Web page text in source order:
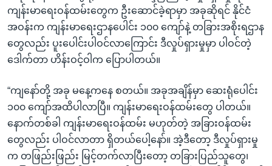
ကျန်းမာရေးဝန်ထမ်းတွေက ဦးဆောင်ခဲ့ရာမှာ အခုဆိုရင် နိုင်ငံ
အဝန်းက ကျန်းမာရေးဌာနပေါင်း ၁၀၀ ကျော်နဲ့ တခြားအစိုးရဌာန
တွေလည်း ပူးပေါင်းပါဝင်လာကြောင်း ဒီလှုပ်ရှားမှုမှာ ပါဝင်တဲ့
ဒေါက်တာ ဟိန်းဝင့်ဝါက ပြောပါတယ်။
“ကျနော်တို့ အခု မနေ့ကနေ စတယ်။ အခုအချိန်မှာ ဆေးရုံပေါင်း
၁၀၀ ကျော်အထိပါလာပြီ။ ကျန်းမာရေးဝန်ထမ်းတွေ ပါတယ်။
နောက်တစ်ခါ ကျန်းမာရေးဝန်ထမ်း မဟုတ်တဲ့ အခြားဝန်ထမ်း
တွေလည်း ပါဝင်လာတာ ရှိတယ်ပေါ့နော်။ အဲ့ဒီတော့ ဒီလှုပ်ရှားမှု
က တဖြည်းဖြည်း မြင့်တက်လာပြီးတော့ တခြားပြည်သူတွေ၊